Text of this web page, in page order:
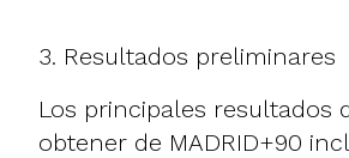
3. Resultados preliminares
Los principales resultados
obtener de MADRID+90